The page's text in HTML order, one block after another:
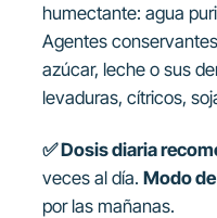
humectante: agua
Agentes
azúcar, leche o sus
levaduras, cítricos,
✅ Dosis diaria
veces al día. Modo
por las mañanas.